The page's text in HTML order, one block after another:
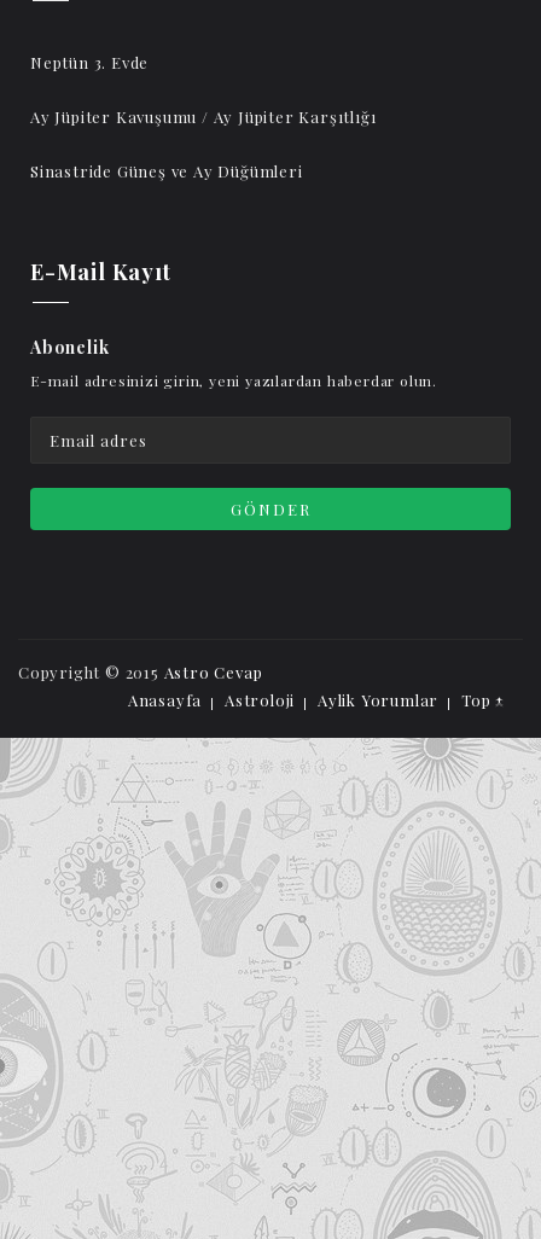
Neptün 3. Evde
Ay Jüpiter Kavuşumu / Ay Jüpiter Karşıtlığı
Sinastride Güneş ve Ay Düğümleri
E-Mail Kayıt
Abonelik
E-mail adresinizi girin, yeni yazılardan haberdar olun.
Copyright © 2015 Astro Cevap
Anasayfa
Astroloji Aylik Yorumlar Top ↑